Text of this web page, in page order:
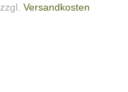
zzgl. Versandkosten